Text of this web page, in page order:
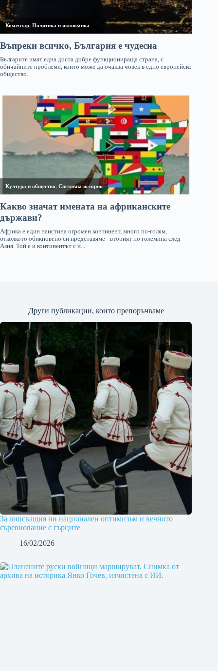
Други публикации, които препоръчваме
За липсващия ни национален оптимизъм и вечното
съревнование с гърците
16/02/2026